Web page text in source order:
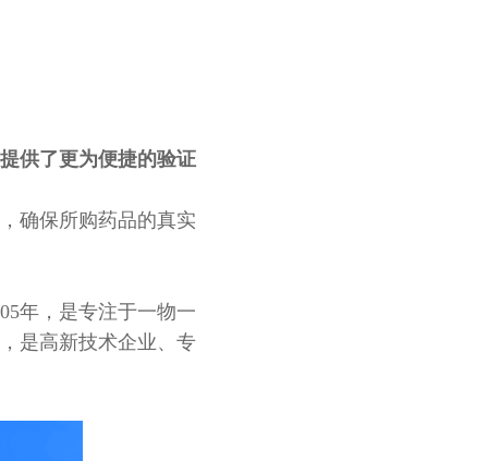
供了更为便捷的验证
确保所购药品的真实
年，是专注于一物一
是高新技术企业、专